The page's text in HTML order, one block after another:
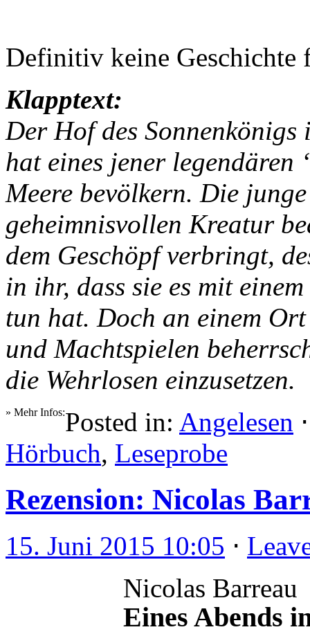
Definitiv keine Geschichte
Klapptext:
Der Hof des
hat eines jener legendären
Meere bevölkern. Die
geheimnisvollen Kreatur
dem Geschöpf verbringt,
in ihr, dass sie es mit
tun hat. Doch an einem
und Machtspielen
die Wehrlosen einzusetzen.
» Mehr Infos:Posted in: Angelesen
Hörbuch, Leseprobe
Rezension: Nicolas
15. Juni 2015 10:05 ⋅
Nicolas Barreau
Eines Abends